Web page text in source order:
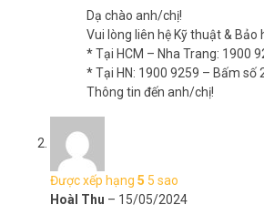
– Hỗ trợ wifi, IEEE802.11b, 802.11g,
– Hỗ trợ wifi + cài đặt wifi thông minh với
trình cài đặt chỉ mất vài phút với người lần
– Nguồn cấp DC 5V±10%
– Kích thước: 88 × 88 × 119 mm
– Trọng lượng: 259g
– Bảo hành: 24 tháng.
Camera giám sát EZVIZ TY1 2MP là lựa
những ai đang tìm camera có trường quan
Dạ chào anh/chị!
Vui lòng liên hệ Kỹ thuật & Bảo
* Tại HCM – Nha Trang: 1900
* Tại HN: 1900 9259 – Bấm số
Thông tin đến anh/chị!
Được xếp hạng 5 5 sao
HoàI Thu – 15/05/2024